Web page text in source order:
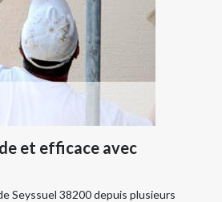
et efficace avec
Seyssuel 38200 depuis plusieurs